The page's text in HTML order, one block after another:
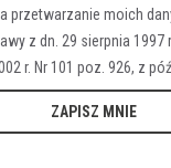
przetwarzanie moich
z dn. 29 sierpnia 1997
r. Nr 101 poz. 926, z
ZAPISZ MNIE